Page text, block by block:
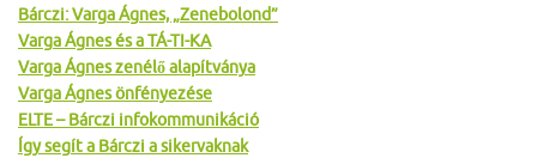
Bárczi: Varga Ágnes, „Zenebolond”
Varga Ágnes és a TÁ-TI-KA
Varga Ágnes zenélő alapítványa
Varga Ágnes önfényezése
ELTE – Bárczi infokommunikáció
Így segít a Bárczi a sikervaknak